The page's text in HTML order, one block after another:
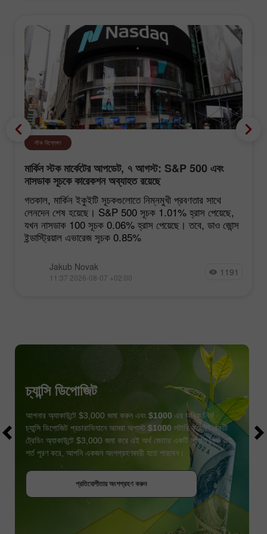
স্টক বিশ্লেষণ
মার্কিন স্টক মার্কেটের আপডেট, ৭ আগস্ট: S&P 500 এবং
নাসডাক সূচকে কারেকশন অব্যাহত রয়েছে
গতকাল, মার্কিন ইকুইটি সূচকগুলোতে নিম্নমুখী প্রবণতার সাথে
লেনদেন শেষ হয়েছে। S&P 500 সূচক 1.01% হ্রাস পেয়েছে,
যখন নাসডাক 100 সূচক 0.06% হ্রাস পেয়েছে। তবে, ডাও জোন্স
ইন্ডাস্ট্রিয়াল এভারেজ সূচক 0.85%
Jakub Novak
11:37 2026-08-07 +02:00 1191
প্রতিযোগীতায় অংশগ্রহণ করুন
চ্যান্সি ডিপোজিট
আপনার অ্যাকাউন্টে $3,000 জমা করুন এবং $1000 এর অধিক নিন!
চ্যান্সি ডিপোজিট প্রচারাভিযানে আমরা অগাস্ট $1000 লটারি করেছি! একটি
ট্রেডিং অ্যাকাউন্টে $3,000 জমা করে এই অর্থ জেতার একটি সুযোগ নিন! এই
শর্ত পূরণ করে, আপনি একজন অংশগ্রহণকারী হতে পারবেন।
প্রতিযোগীতায় অংশগ্রহণ করুন
প্রতিযোগীতায় অংশগ্রহণ করুন